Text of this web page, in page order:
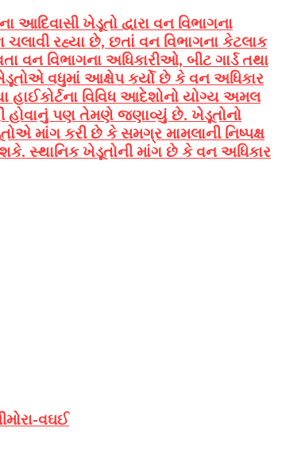
ખેડૂતો દ્વારા વન વિભાગના
રહ્યા છે, છતાં વન વિભાગના કેટલાક
વન વિભાગના અધિકારીઓ, બીટ ગાર્ડ તથા
વધુમાં આક્ષેપ કર્યો છે કે વન અધિકાર
વિવિધ આદેશોનો યોગ્ય અમલ
હોવાનું પણ તેમણે જણાવ્યું છે. ખેડૂતોનો
માંગ કરી છે કે સમગ્ર મામલાની નિષ્પક્ષ
સ્થાનિક ખેડૂતોની માંગ છે કે વન અધિકાર
વઘઈ